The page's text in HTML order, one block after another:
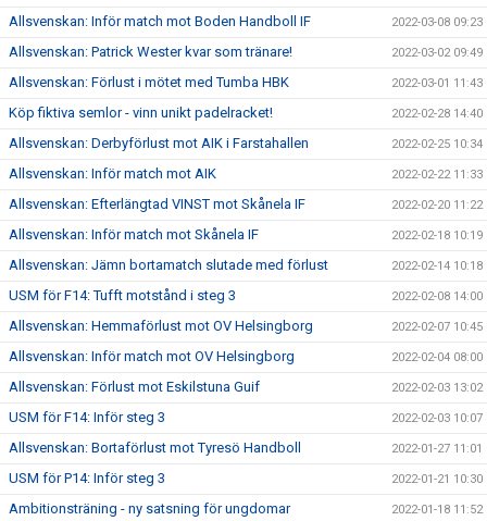
Allsvenskan: Inför match mot Boden Handboll IF 2022-03-08 09:23
Allsvenskan: Patrick Wester kvar som tränare! 2022-03-02 09:49
Allsvenskan: Förlust i mötet med Tumba HBK 2022-03-01 11:43
Köp fiktiva semlor - vinn unikt padelracket! 2022-02-28 14:40
Allsvenskan: Derbyförlust mot AIK i Farstahallen 2022-02-25 10:34
Allsvenskan: Inför match mot AIK 2022-02-22 11:33
Allsvenskan: Efterlängtad VINST mot Skånela IF 2022-02-20 11:22
Allsvenskan: Inför match mot Skånela IF 2022-02-18 10:19
Allsvenskan: Jämn bortamatch slutade med förlust 2022-02-14 10:18
USM för F14: Tufft motstånd i steg 3 2022-02-08 14:00
Allsvenskan: Hemmaförlust mot OV Helsingborg 2022-02-07 10:45
Allsvenskan: Inför match mot OV Helsingborg 2022-02-04 08:00
Allsvenskan: Förlust mot Eskilstuna Guif 2022-02-03 13:02
USM för F14: Inför steg 3 2022-02-03 10:07
Allsvenskan: Bortaförlust mot Tyresö Handboll 2022-01-27 11:01
USM för P14: Inför steg 3 2022-01-21 10:30
Ambitionsträning - ny satsning för ungdomar 2022-01-18 11:52